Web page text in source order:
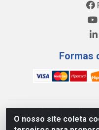
O nosso site coleta
Formas
WING DISTRIBUIDORA
DE CONSTRUÇÕES